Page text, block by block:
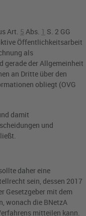
Art. 5 Abs. 1 S. 2 GG
Öffentlichkeitsarbeit
als
gerade der Allgemeinheit
an Dritte über den
obliegt (OVG
damit
und
daher eine
sein, dessen 2017
Gesetzgeber mit dem
wonach die BNetzA
mitteilen kann.